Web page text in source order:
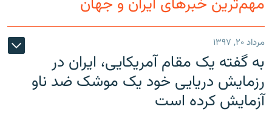
مرداد ۲۰, ۱۳۹۷
به گفته یک مقام آمریکایی، ایران در
رزمایش دریایی خود یک موشک ضد ناو
آزمایش کرده است